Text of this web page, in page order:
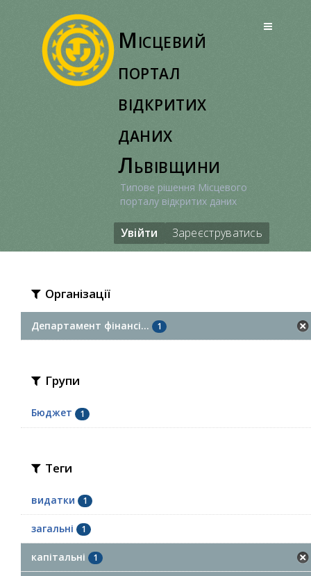
Місцевий
портал
відкритих
даних
Львівщини
Типове рішення Місцевого
порталу відкритих даних
Увійти Зареєструватись
Організації
Департамент фінансі... 1
Групи
Бюджет 1
Теги
видатки 1
загальні 1
капітальні 1